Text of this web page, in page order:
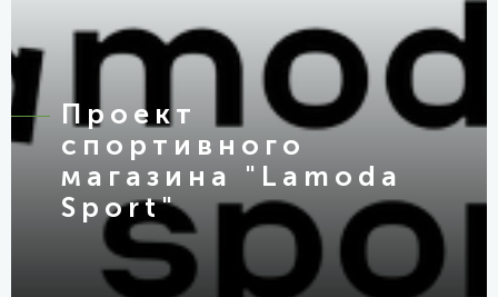
Проект
спортивного
магазина "Lamoda
Sport"